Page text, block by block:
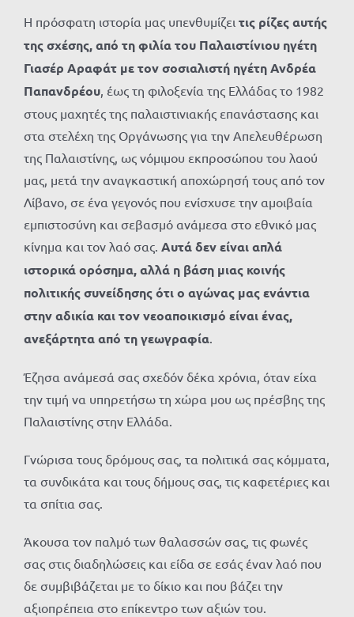
Η πρόσφατη ιστορία μας υπενθυμίζει τις ρίζες αυτής
της σχέσης, από τη φιλία του Παλαιστίνιου ηγέτη
Γιασέρ Αραφάτ με τον σοσιαλιστή ηγέτη Ανδρέα
Παπανδρέου, έως τη φιλοξενία της Ελλάδας το 1982
στους μαχητές της παλαιστινιακής επανάστασης και
στα στελέχη της Οργάνωσης για την Απελευθέρωση
της Παλαιστίνης, ως νόμιμου εκπροσώπου του λαού
μας, μετά την αναγκαστική αποχώρησή τους από τον
Λίβανο, σε ένα γεγονός που ενίσχυσε την αμοιβαία
εμπιστοσύνη και σεβασμό ανάμεσα στο εθνικό μας
κίνημα και τον λαό σας. Αυτά δεν είναι απλά
ιστορικά ορόσημα, αλλά η βάση μιας κοινής
πολιτικής συνείδησης ότι ο αγώνας μας ενάντια
στην αδικία και τον νεοαποικισμό είναι ένας,
ανεξάρτητα από τη γεωγραφία.
Έζησα ανάμεσά σας σχεδόν δέκα χρόνια, όταν είχα
την τιμή να υπηρετήσω τη χώρα μου ως πρέσβης της
Παλαιστίνης στην Ελλάδα.
Γνώρισα τους δρόμους σας, τα πολιτικά σας κόμματα,
τα συνδικάτα και τους δήμους σας, τις καφετέριες και
τα σπίτια σας.
Άκουσα τον παλμό των θαλασσών σας, τις φωνές
σας στις διαδηλώσεις και είδα σε εσάς έναν λαό που
δε συμβιβάζεται με το δίκιο και που βάζει την
αξιοπρέπεια στο επίκεντρο των αξιών του.